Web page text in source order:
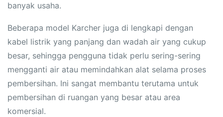
banyak usaha.
Beberapa model Karcher juga di lengkapi dengan
kabel listrik yang panjang dan wadah air yang cukup
besar, sehingga pengguna tidak perlu sering-sering
mengganti air atau memindahkan alat selama proses
pembersihan. Ini sangat membantu terutama untuk
pembersihan di ruangan yang besar atau area
komersial.